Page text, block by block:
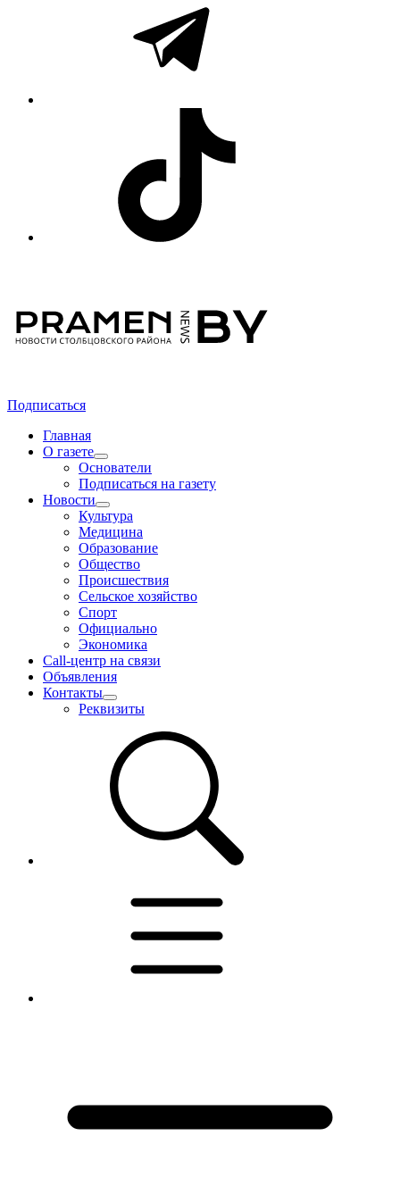
Подписаться
Главная
О газете
Основатели
Подписаться на газету
Новости
Культура
Медицина
Образование
Общество
Происшествия
Сельское хозяйство
Спорт
Официально
Экономика
Call-центр на связи
Объявления
Контакты
Реквизиты